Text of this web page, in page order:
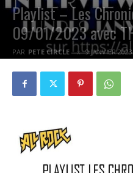
Playlist – Les
09/01/2023 avec
PAR PETE CIRCLE 9 JANVIER 2023